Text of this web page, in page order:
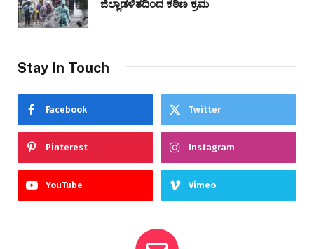
ಜಿಲ್ಲಾಡಳಿತದಿಂದ ಕಠಿಣ ಕ್ರಮ
Stay In Touch
Facebook Twitter
Pinterest Instagram
YouTube Vimeo